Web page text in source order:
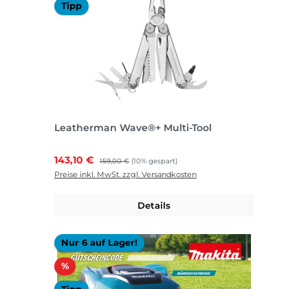
Tipp
Leatherman Wave®+ Multi-Tool
Verkaufspreis:
143,10 € Regulärer Preis:
159,00 € (10% gespart)
Preise inkl. MwSt. zzgl. Versandkosten
Details
Nur 6 auf Lager!
%Rabatt